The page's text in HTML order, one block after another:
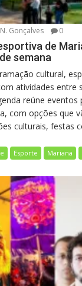
Gonçalves 0
de
semana
cultural,
atividades entre
reúne
com opções que
culturais, festas
Esporte Mariana